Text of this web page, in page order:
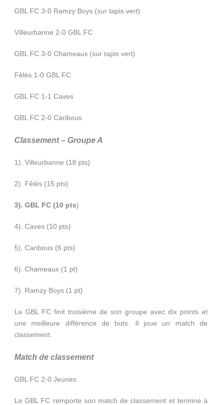
GBL FC 3-0 Ramzy Boys (sur tapis vert)
Villeurbanne 2-0 GBL FC
GBL FC 3-0 Chameaux (sur tapis vert)
Fêlés 1-0 GBL FC
GBL FC 1-1 Caves
GBL FC 2-0 Caribous
Classement – Groupe A
1). Villeurbanne (18 pts)
2). Fêlés (15 pts)
3). GBL FC (10 pts)
4). Caves (10 pts)
5). Caribous (6 pts)
6). Chameaux (1 pt)
7). Ramzy Boys (1 pt)
Le GBL FC finit troisième de son groupe avec dix points et
une meilleure différence de buts. Il joue un match de
classement.
Match de classement
GBL FC 2-0 Jeunes
Le GBL FC remporte son match de classement et termine à